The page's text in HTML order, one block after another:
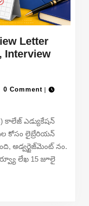
Letter
Interview
0 Comment |
కాలేజ్ ఎడ్యుకేషన్
కోసం లైబ్రేరియన్
అడ్వర్టైజ్‌మెంట్ నం.
లేఖ 15 జూలై